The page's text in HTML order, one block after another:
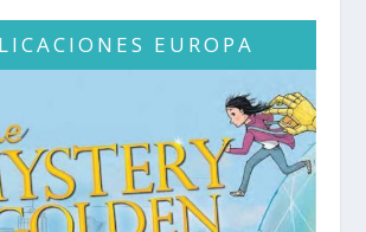
EUROPA